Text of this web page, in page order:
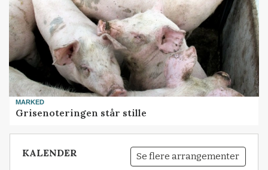
MARKED
Grisenoteringen står stille
KALENDER Se flere arrangementer